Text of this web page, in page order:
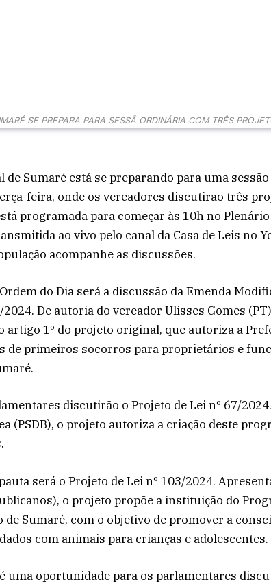
SE PREPARA PARA SESSÃ ORDINÁRIA COM TRÊS
de Sumaré está se preparando para uma
feira, onde os vereadores discutirão três
programada para começar às 10h no
ao vivo pelo canal da Casa de Leis no
acompanhe as discussões.
do Dia será a discussão da Emenda
De autoria do vereador Ulisses Gomes
artigo 1º do projeto original, que autoriza a
de primeiros socorros para proprietários e
discutirão o Projeto de Lei nº 67/
(PSDB), o projeto autoriza a criação deste
será o Projeto de Lei nº 103/2024.
o projeto propõe a instituição do
Sumaré, com o objetivo de promover a
com animais para crianças e adolescentes.
uma oportunidade para os parlamentares